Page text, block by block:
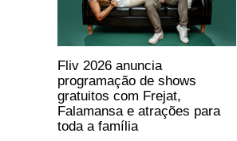
Fliv 2026 anuncia
programação de shows
gratuitos com Frejat,
Falamansa e atrações para
toda a família